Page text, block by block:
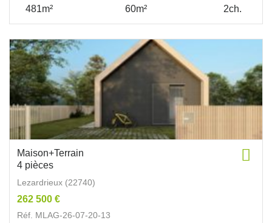
481m² 60m² 2ch.
Maison+Terrain
4 pièces
Lezardrieux (22740)
262 500 €
Réf. MLAG-26-07-20-13